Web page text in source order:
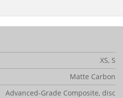
XS, S
Matte Carbon
Advanced-Grade Composite, disc